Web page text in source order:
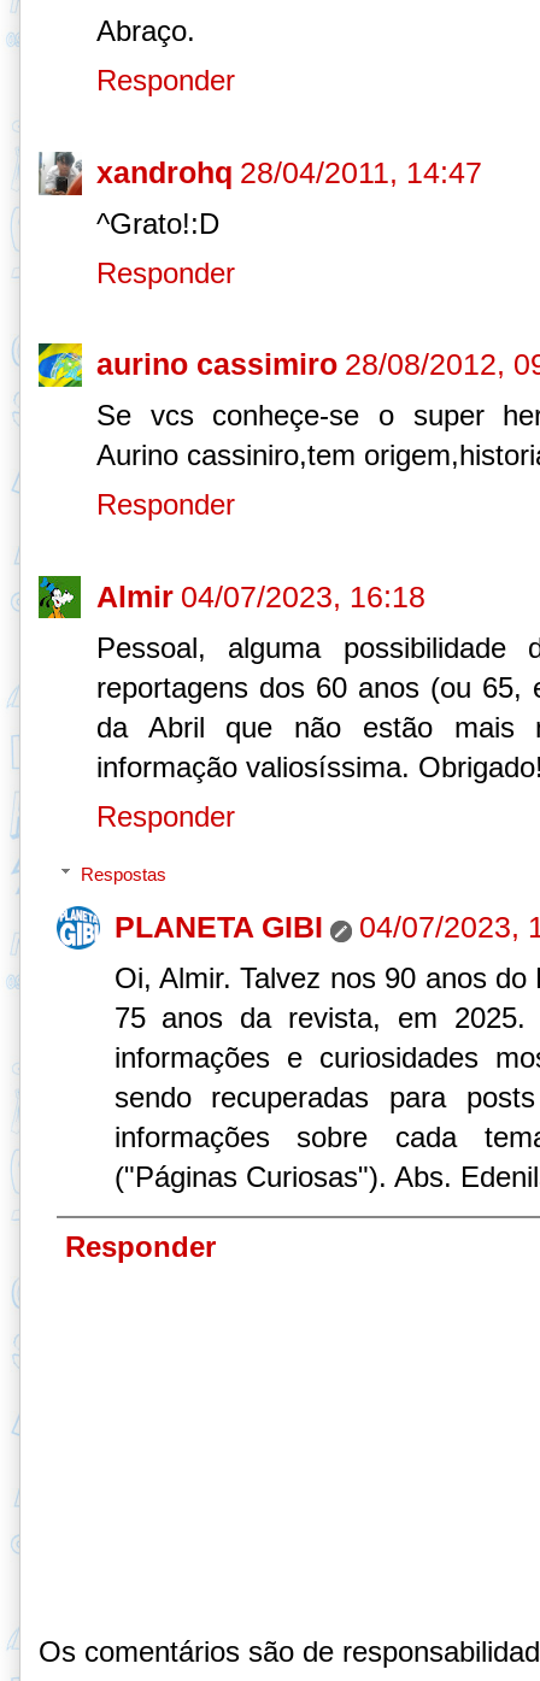
Abraço.
Responder
xandrohq 28/04/2011, 14:47
^Grato!:D
Responder
aurino cassimiro 28/08/2012,
Se vcs conheçe-se o super
Aurino cassiniro,tem
Responder
Almir 04/07/2023, 16:18
Pessoal, alguma
reportagens dos 60 anos (ou 65,
da Abril que não estão
informação valiosíssima.
Responder
Respostas
PLANETA GIBI 04/07/2023,
Oi, Almir. Talvez nos 90 anos
75 anos da revista, em
informações e curiosidades
sendo recuperadas para
informações sobre cada
("Páginas Curiosas"). Abs.
Responder
Os comentários são de